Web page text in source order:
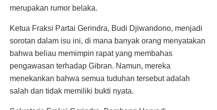
merupakan rumor belaka.
Ketua Fraksi Partai Gerindra, Budi Djiwandono, menjadi
sorotan dalam isu ini, di mana banyak orang menyatakan
bahwa beliau memimpin rapat yang membahas
pengawasan terhadap Gibran. Namun, mereka
menekankan bahwa semua tuduhan tersebut adalah
salah dan tidak memiliki bukti nyata.